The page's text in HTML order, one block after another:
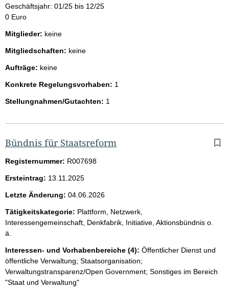
Geschäftsjahr: 01/25 bis 12/25
0 Euro
Mitglieder: keine
Mitgliedschaften: keine
Aufträge: keine
Konkrete Regelungsvorhaben: 1
Stellungnahmen/Gutachten: 1
Bündnis für Staatsreform
Registernummer: R007698
Ersteintrag: 13.11.2025
Letzte Änderung: 04.06.2026
Tätigkeitskategorie: Plattform, Netzwerk,
Interessengemeinschaft, Denkfabrik, Initiative, Aktionsbündnis o.
ä.
Interessen- und Vorhabenbereiche (4): Öffentlicher Dienst und
öffentliche Verwaltung; Staatsorganisation;
Verwaltungstransparenz/Open Government; Sonstiges im Bereich
"Staat und Verwaltung"